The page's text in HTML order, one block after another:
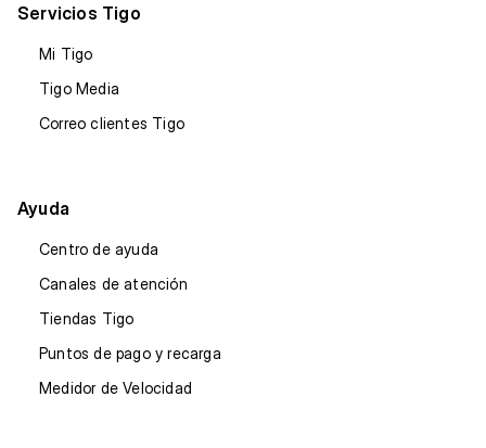
Servicios Tigo
Mi Tigo
Tigo Media
Correo clientes Tigo
Ayuda
Centro de ayuda
Canales de atención
Tiendas Tigo
Puntos de pago y recarga
Medidor de Velocidad